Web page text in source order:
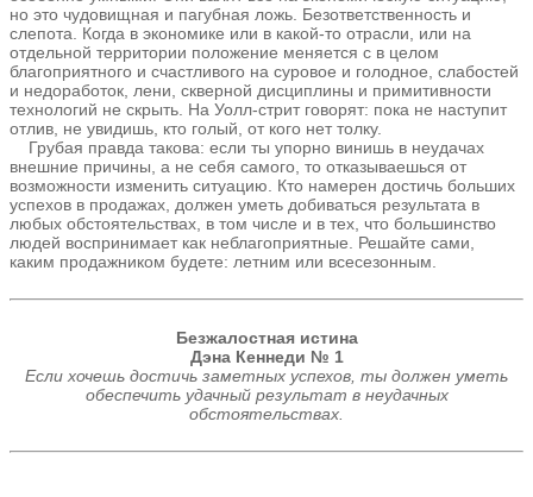
но это чудовищная и пагубная ложь. Безответственность и
слепота. Когда в экономике или в какой-то отрасли, или на
отдельной территории положение меняется с в целом
благоприятного и счастливого на суровое и голодное, слабостей
и недоработок, лени, скверной дисциплины и примитивности
технологий не скрыть. На Уолл-стрит говорят: пока не наступит
отлив, не увидишь, кто голый, от кого нет толку.
Грубая правда такова: если ты упорно винишь в неудачах
внешние причины, а не себя самого, то отказываешься от
возможности изменить ситуацию. Кто намерен достичь больших
успехов в продажах, должен уметь добиваться результата в
любых обстоятельствах, в том числе и в тех, что большинство
людей воспринимает как неблагоприятные. Решайте сами,
каким продажником будете: летним или всесезонным.
Безжалостная истина
Дэна Кеннеди № 1
Если хочешь достичь заметных успехов, ты должен уметь
обеспечить удачный результат в неудачных
обстоятельствах.